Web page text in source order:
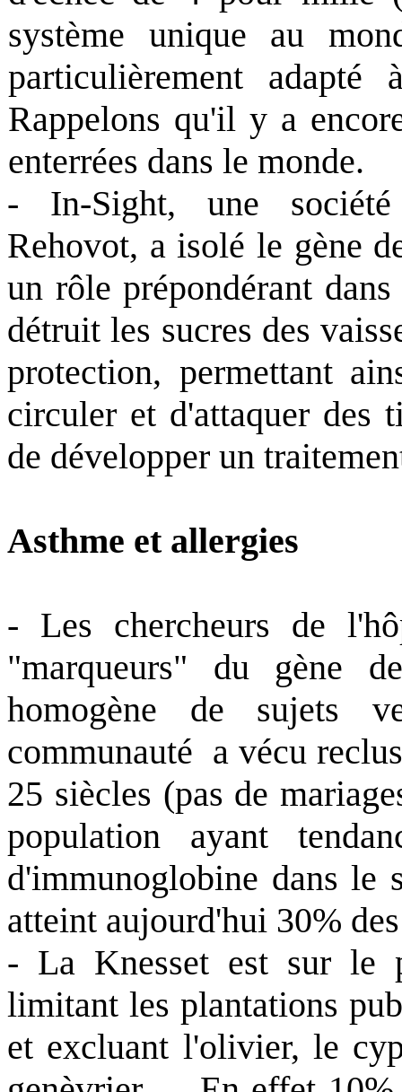
système unique au
particulièrement adapté
Rappelons qu'il y a
enterrées dans le monde.
- In-Sight, une société
Rehovot, a isolé le gène
un rôle prépondérant
détruit les sucres des
protection, permettant
circuler et d'attaquer des
de développer un
Asthme et allergies
- Les chercheurs de
"marqueurs" du gène
homogène de sujets
communauté a vécu
25 siècles (pas de
population ayant
d'immunoglobine dans le
atteint aujourd'hui 30%
- La Knesset est sur le
limitant les plantations
et excluant l'olivier, le